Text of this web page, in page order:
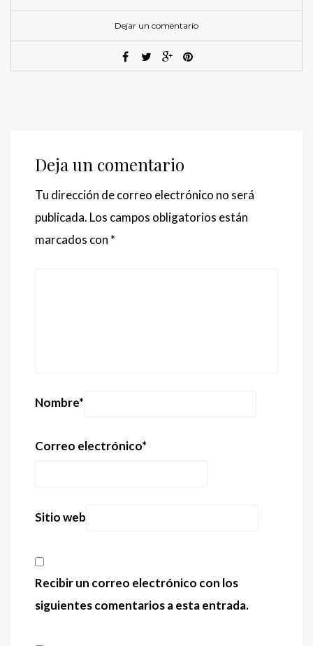
Dejar un comentario
Deja un comentario
Tu dirección de correo electrónico no será
publicada. Los campos obligatorios están
marcados con *
Nombre*
Correo electrónico*
Sitio web
Recibir un correo electrónico con los
siguientes comentarios a esta entrada.